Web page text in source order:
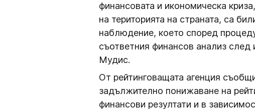
финансовата и икономическа
на територията на страната, са
наблюдение, което според
съответния финансов анализ
Мудис.
От рейтинговащата агенция
задължително понижаване на
финансови резултати и в